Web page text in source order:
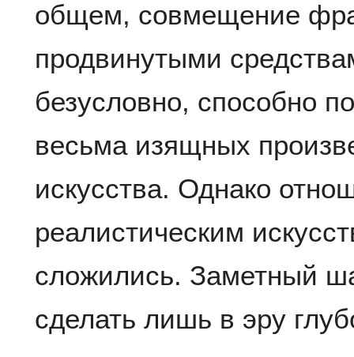
общем, совмещение
продвинутыми
безусловно, способно
весьма изящных
искусства. Однако
реалистическим
сложились. Заметный
сделать лишь в эру